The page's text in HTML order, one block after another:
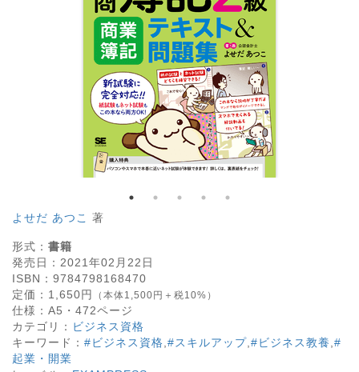
よせだ あつこ 著
形式： 書籍
発売日： 2021年02月22日
ISBN： 9784798168470
定価： 1,650円 （本体1,500円＋税10%）
仕様： A5・ 472ページ
カテゴリ： ビジネス資格
キーワード： #ビジネス資格 #スキルアップ #ビジネス教養 #
起業・開業